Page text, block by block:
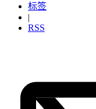
标签
|
RSS